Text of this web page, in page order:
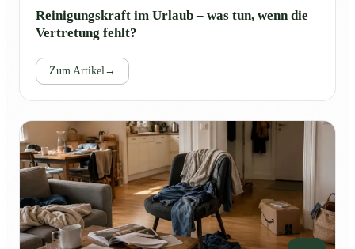
Reinigungskraft im Urlaub – was tun, wenn die
Vertretung fehlt?
Zum Artikel→